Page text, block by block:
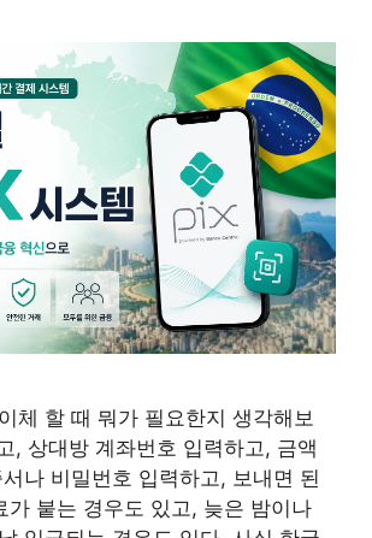
체 할 때 뭐가 필요한지 생각해보
, 상대방 계좌번호 입력하고, 금액
나 비밀번호 입력하고, 보내면 된
가 붙는 경우도 있고, 늦은 밤이나